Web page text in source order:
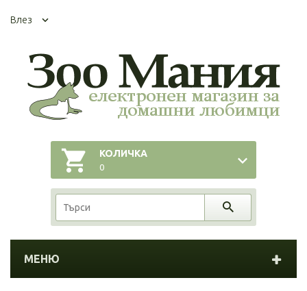
Влез
КОЛИЧКА
0
МЕНЮ